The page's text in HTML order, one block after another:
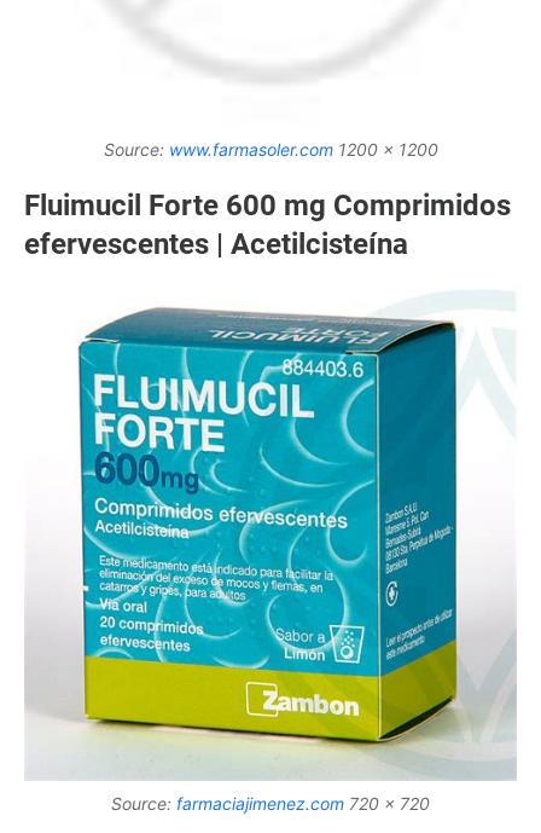
Source: www.farmasoler.com1200 x 1200
Fluimucil Forte 600 mg Comprimidos
efervescentes | Acetilcisteína
Source: farmaciajimenez.com 720 x 720